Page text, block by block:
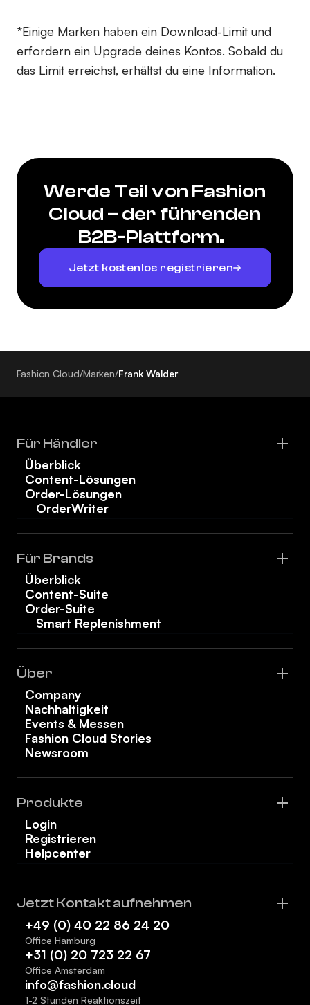
*Einige Marken haben ein Download-Limit und
erfordern ein Upgrade deines Kontos. Sobald du
das Limit erreichst, erhältst du eine Information.
Werde Teil von Fashion
Cloud – der führenden
B2B-Plattform.
Jetzt kostenlos registrieren
Fashion Cloud/Marken/Frank Walder
Für Händler
Überblick
Content-Lösungen
Order-Lösungen
OrderWriter
Für Brands
Überblick
Content-Suite
Order-Suite
Smart Replenishment
Über
Company
Nachhaltigkeit
Events & Messen
Fashion Cloud Stories
Newsroom
Produkte
Login
Registrieren
Helpcenter
Jetzt Kontakt aufnehmen
+49 (0) 40 22 86 24 20
Office Hamburg
+31 (0) 20 723 22 67
Office Amsterdam
info@fashion.cloud
1-2 Stunden Reaktionszeit